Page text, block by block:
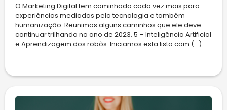
O Marketing Digital tem caminhado cada vez mais para
experiências mediadas pela tecnologia e também
humanização. Reunimos alguns caminhos que ele deve
continuar trilhando no ano de 2023. 5 – Inteligência Artificial
e Aprendizagem dos robôs. Iniciamos esta lista com (...)